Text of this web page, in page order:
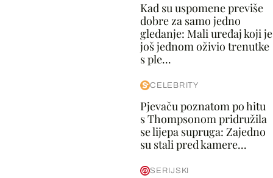
Kad su uspomene previše
dobre za samo jedno
gledanje: Mali uređaj koji je
još jednom oživio trenutke
s ple...
CELEBRITY
Pjevaču poznatom po hitu
s Thompsonom pridružila
se lijepa supruga: Zajedno
su stali pred kamere...
SERIJSKI